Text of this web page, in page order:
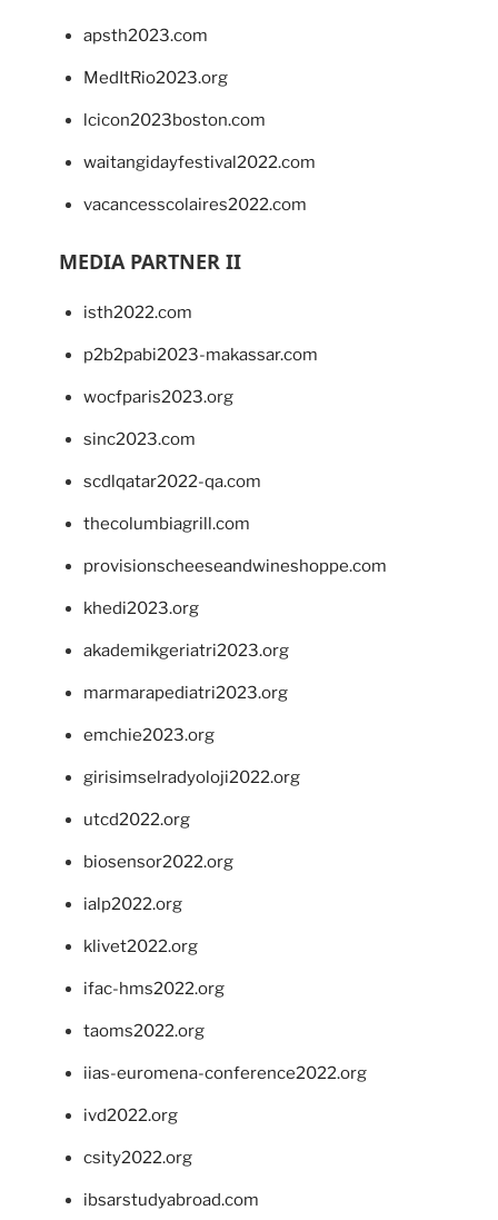
apsth2023.com
MedItRio2023.org
lcicon2023boston.com
waitangidayfestival2022.com
vacancesscolaires2022.com
MEDIA PARTNER II
isth2022.com
p2b2pabi2023-makassar.com
wocfparis2023.org
sinc2023.com
scdlqatar2022-qa.com
thecolumbiagrill.com
provisionscheeseandwineshoppe.com
khedi2023.org
akademikgeriatri2023.org
marmarapediatri2023.org
emchie2023.org
girisimselradyoloji2022.org
utcd2022.org
biosensor2022.org
ialp2022.org
klivet2022.org
ifac-hms2022.org
taoms2022.org
iias-euromena-conference2022.org
ivd2022.org
csity2022.org
ibsarstudyabroad.com